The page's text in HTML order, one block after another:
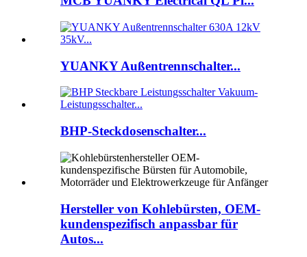
YUANKY Außentrennschalter...
BHP-Steckdosenschalter...
Hersteller von Kohlebürsten, OEM-
kundenspezifisch anpassbar für
Autos...